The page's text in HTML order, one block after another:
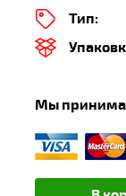
Тип:
Мы